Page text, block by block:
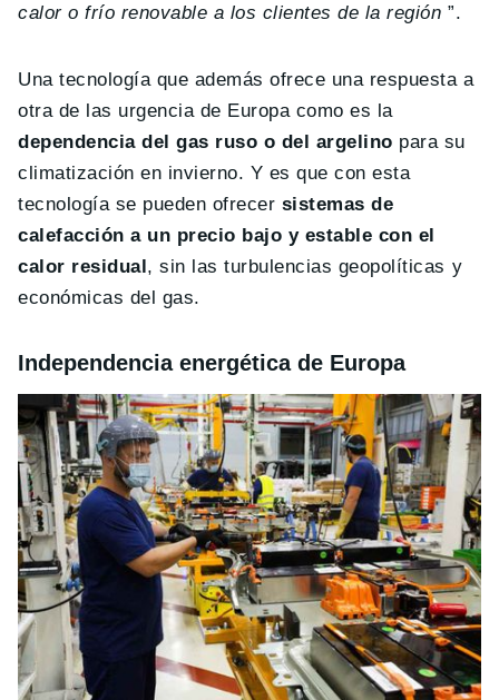
calor o frío renovable a los clientes de la región ”.
Una tecnología que además ofrece una respuesta a
otra de las urgencia de Europa como es la
dependencia del gas ruso o del argelino para su
climatización en invierno. Y es que con esta
tecnología se pueden ofrecer sistemas de
calefacción a un precio bajo y estable con el
calor residual, sin las turbulencias geopolíticas y
económicas del gas.
Independencia energética de Europa